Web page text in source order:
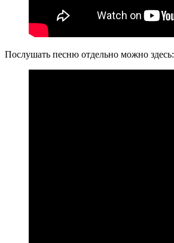
Послушать песню отдельно можно здесь: